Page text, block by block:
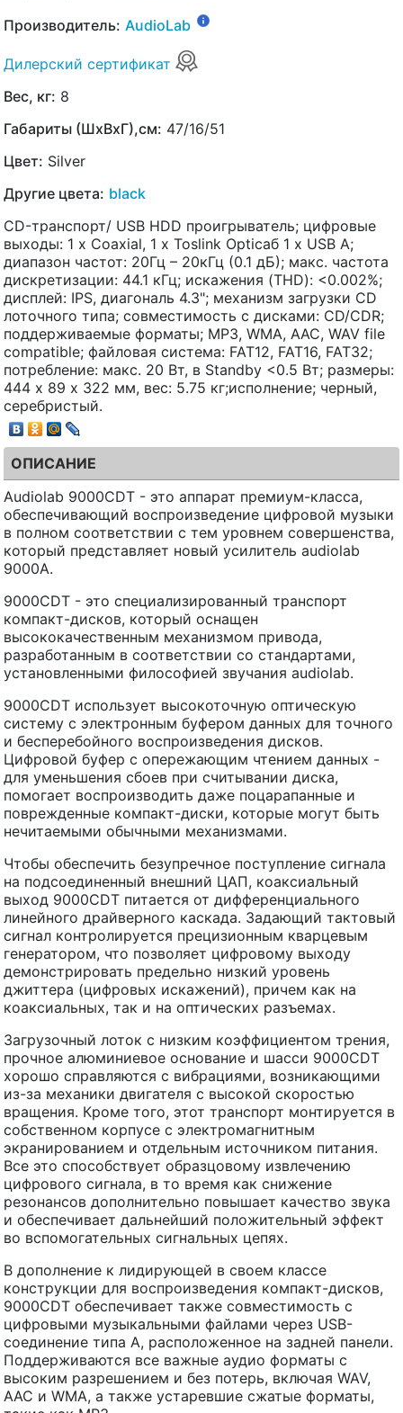
Производитель: AudioLab
Дилерский сертификат
Вес, кг: 8
Габариты (ШхВхГ),см: 47/16/51
Цвет: Silver
Другие цвета: black
CD-транспорт/ USB HDD проигрыватель; цифровые
выходы: 1 x Coaxial, 1 x Toslink Opticaб 1 x USB A;
диапазон частот: 20Гц – 20кГц (0.1 дБ); макс. частота
дискретизации: 44.1 кГц; искажения (THD): <0.002%;
дисплей: IPS, диагональ 4.3"; механизм загрузки CD
лоточного типа; совместимость с дисками: CD/CDR;
поддерживаемые форматы; MP3, WMA, AAC, WAV file
compatible; файловая система: FAT12, FAT16, FAT32;
потребление: макс. 20 Вт, в Standby <0.5 Вт; размеры:
444 x 89 х 322 мм, вес: 5.75 кг;исполнение; черный,
серебристый.
ОПИСАНИЕ
Audiolab 9000CDT - это аппарат премиум-класса,
обеспечивающий воспроизведение цифровой музыки
в полном соответствии с тем уровнем совершенства,
который представляет новый усилитель audiolab
9000A.
9000CDT - это специализированный транспорт
компакт-дисков, который оснащен
высококачественным механизмом привода,
разработанным в соответствии со стандартами,
установленными философией звучания audiolab.
9000CDT использует высокоточную оптическую
систему с электронным буфером данных для точного
и бесперебойного воспроизведения дисков.
Цифровой буфер с опережающим чтением данных -
для уменьшения сбоев при считывании диска,
помогает воспроизводить даже поцарапанные и
поврежденные компакт-диски, которые могут быть
нечитаемыми обычными механизмами.
Чтобы обеспечить безупречное поступление сигнала
на подсоединенный внешний ЦАП, коаксиальный
выход 9000CDT питается от дифференциального
линейного драйверного каскада. Задающий тактовый
сигнал контролируется прецизионным кварцевым
генератором, что позволяет цифровому выходу
демонстрировать предельно низкий уровень
джиттера (цифровых искажений), причем как на
коаксиальных, так и на оптических разъемах.
Загрузочный лоток с низким коэффициентом трения,
прочное алюминиевое основание и шасси 9000CDT
хорошо справляются с вибрациями, возникающими
из-за механики двигателя с высокой скоростью
вращения. Кроме того, этот транспорт монтируется в
собственном корпусе с электромагнитным
экранированием и отдельным источником питания.
Все это способствует образцовому извлечению
цифрового сигнала, в то время как снижение
резонансов дополнительно повышает качество звука
и обеспечивает дальнейший положительный эффект
во вспомогательных сигнальных цепях.
В дополнение к лидирующей в своем классе
конструкции для воспроизведения компакт-дисков,
9000CDT обеспечивает также совместимость с
цифровыми музыкальными файлами через USB-
соединение типа A, расположенное на задней панели.
Поддерживаются все важные аудио форматы с
высоким разрешением и без потерь, включая WAV,
AAC и WMA, а также устаревшие сжатые форматы,